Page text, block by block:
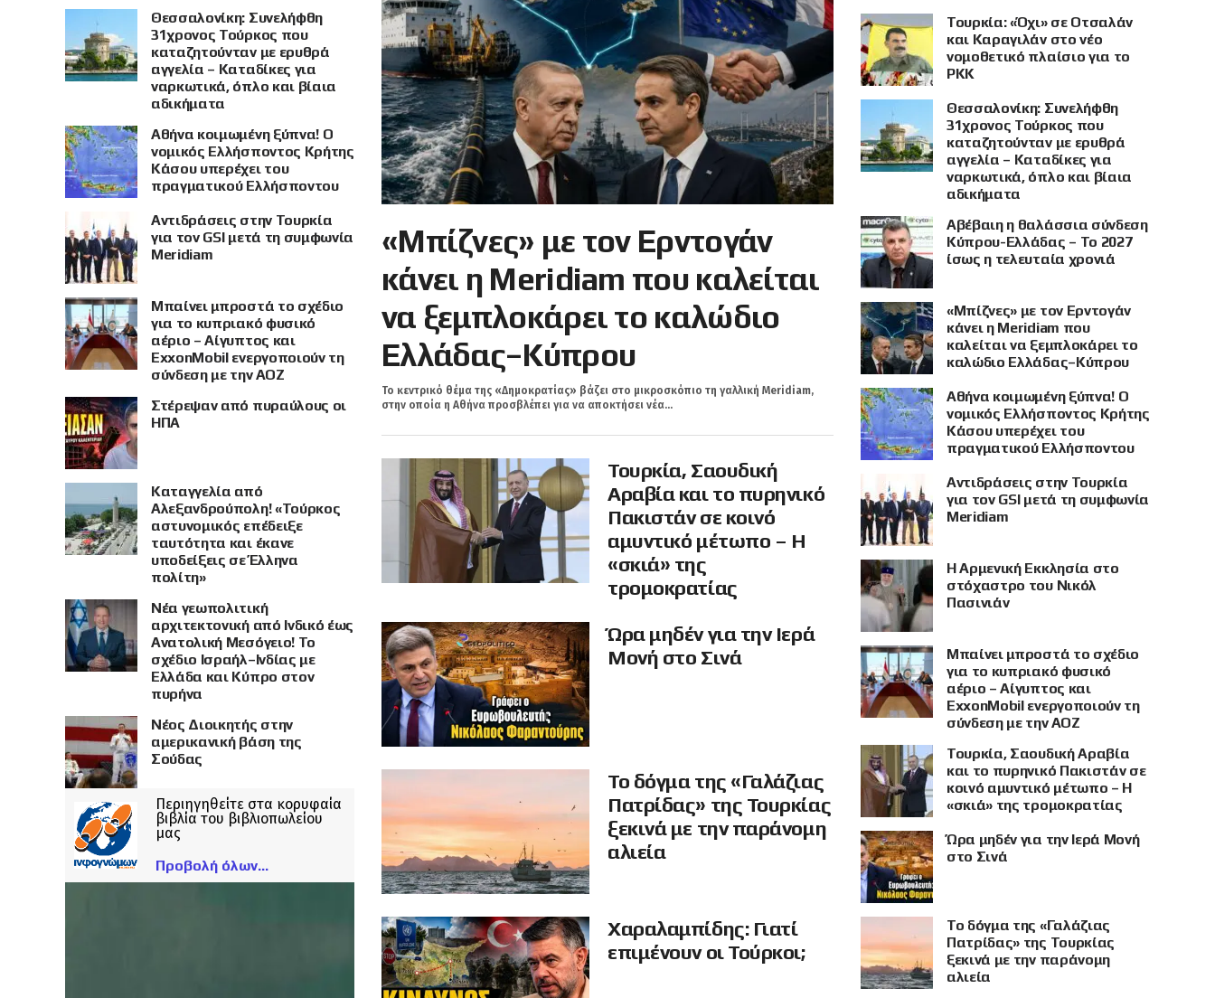
«Μπίζνες» με τον Ερντογάν
κάνει η Meridiam που καλείται
να ξεμπλοκάρει το καλώδιο
Ελλάδας–Κύπρου
Το κεντρικό θέμα της «Δημοκρατίας» βάζει στο μικροσκόπιο τη γαλλική Meridiam,
στην οποία η Αθήνα προσβλέπει για να αποκτήσει νέα...
Τουρκία, Σαουδική
Αραβία και το πυρηνικό
Πακιστάν σε κοινό
αμυντικό μέτωπο – Η
«σκιά» της
τρομοκρατίας
Ώρα μηδέν για την Ιερά
Μονή στο Σινά
Το δόγμα της «Γαλάζιας
Πατρίδας» της Τουρκίας
ξεκινά με την παράνομη
αλιεία
Χαραλαμπίδης: Γιατί
επιμένουν οι Τούρκοι;
Θεσσαλονίκη: Συνελήφθη
31χρονος Τούρκος που
καταζητούνταν με ερυθρά
αγγελία – Καταδίκες για
ναρκωτικά, όπλο και βίαια
αδικήματα
Αθήνα κοιμωμένη ξύπνα! Ο
νομικός Ελλήσποντος Κρήτης
Κάσου υπερέχει του
πραγματικού Ελλήσποντου
Αντιδράσεις στην Τουρκία
για τον GSI μετά τη συμφωνία
Meridiam
Μπαίνει μπροστά το σχέδιο
για το κυπριακό φυσικό
αέριο – Αίγυπτος και
ExxonMobil ενεργοποιούν τη
σύνδεση με την ΑΟΖ
Στέρεψαν από πυραύλους οι
ΗΠΑ
Καταγγελία από
Αλεξανδρούπολη! «Τούρκος
αστυνομικός επέδειξε
ταυτότητα και έκανε
υποδείξεις σε Έλληνα
πολίτη»
Νέα γεωπολιτική
αρχιτεκτονική από Ινδικό έως
Ανατολική Μεσόγειο! Το
σχέδιο Ισραήλ–Ινδίας με
Ελλάδα και Κύπρο στον
πυρήνα
Νέος Διοικητής στην
αμερικανική βάση της
Σούδας
Περιηγηθείτε στα κορυφαία
βιβλία του βιβλιοπωλείου
μας
Προβολή όλων
Τουρκία: «Όχι» σε Οτσαλάν
και Καραγιλάν στο νέο
νομοθετικό πλαίσιο για το
PKK
Θεσσαλονίκη: Συνελήφθη
31χρονος Τούρκος που
καταζητούνταν με ερυθρά
αγγελία – Καταδίκες για
ναρκωτικά, όπλο και βίαια
αδικήματα
Αβέβαιη η θαλάσσια σύνδεση
Κύπρου-Ελλάδας – Το 2027
ίσως η τελευταία χρονιά
«Μπίζνες» με τον Ερντογάν
κάνει η Meridiam που
καλείται να ξεμπλοκάρει το
καλώδιο Ελλάδας–Κύπρου
Αθήνα κοιμωμένη ξύπνα! Ο
νομικός Ελλήσποντος Κρήτης
Κάσου υπερέχει του
πραγματικού Ελλήσποντου
Αντιδράσεις στην Τουρκία
για τον GSI μετά τη συμφωνία
Meridiam
Η Αρμενική Εκκλησία στο
στόχαστρο του Νικόλ
Πασινιάν
Μπαίνει μπροστά το σχέδιο
για το κυπριακό φυσικό
αέριο – Αίγυπτος και
ExxonMobil ενεργοποιούν τη
σύνδεση με την ΑΟΖ
Τουρκία, Σαουδική Αραβία
και το πυρηνικό Πακιστάν σε
κοινό αμυντικό μέτωπο – Η
«σκιά» της τρομοκρατίας
Ώρα μηδέν για την Ιερά Μονή
στο Σινά
Το δόγμα της «Γαλάζιας
Πατρίδας» της Τουρκίας
ξεκινά με την παράνομη
αλιεία